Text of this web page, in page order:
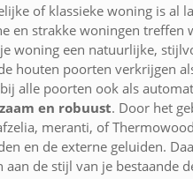
of klassieke woning is al
en strakke woningen treffen
woning een natuurlijke,
houten poorten verkrijgen
alle poorten ook als
en robuust. Door het
meranti, of
en de externe geluiden.
de stijl van je bestaande